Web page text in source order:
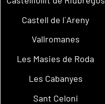
Castell de l´Areny
Vallromanes
Les Masies de Roda
Les Cabanyes
Sant Celoni